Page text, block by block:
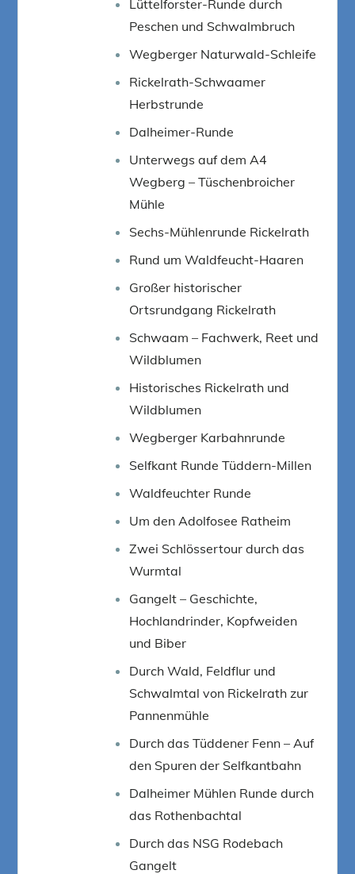
Lüttelforster-Runde durch
Peschen und Schwalmbruch
Wegberger Naturwald-Schleife
Rickelrath-Schwaamer
Herbstrunde
Dalheimer-Runde
Unterwegs auf dem A4
Wegberg – Tüschenbroicher
Mühle
Sechs-Mühlenrunde Rickelrath
Rund um Waldfeucht-Haaren
Großer historischer
Ortsrundgang Rickelrath
Schwaam – Fachwerk, Reet und
Wildblumen
Historisches Rickelrath und
Wildblumen
Wegberger Karbahnrunde
Selfkant Runde Tüddern-Millen
Waldfeuchter Runde
Um den Adolfosee Ratheim
Zwei Schlössertour durch das
Wurmtal
Gangelt – Geschichte,
Hochlandrinder, Kopfweiden
und Biber
Durch Wald, Feldflur und
Schwalmtal von Rickelrath zur
Pannenmühle
Durch das Tüddener Fenn – Auf
den Spuren der Selfkantbahn
Dalheimer Mühlen Runde durch
das Rothenbachtal
Durch das NSG Rodebach
Gangelt